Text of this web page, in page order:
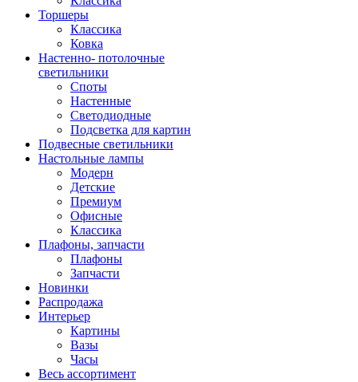
Торшеры
Классика
Ковка
Настенно- потолочные
светильники
Споты
Настенные
Светодиодные
Подсветка для картин
Подвесные светильники
Настольные лампы
Модерн
Детские
Премиум
Офисные
Классика
Плафоны, запчасти
Плафоны
Запчасти
Новинки
Распродажа
Интерьер
Картины
Вазы
Часы
Весь ассортимент